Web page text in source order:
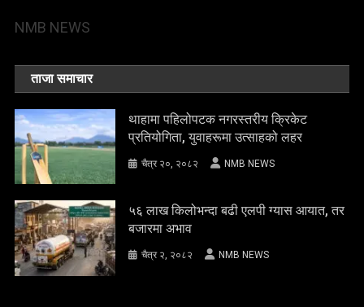
NMB NEWS
ताजा समाचार
थाहामा पहिलोपटक नगरस्तरीय क्रिकेट
प्रतियोगिता, युवाहरूमा उत्साहको लहर
चैत्र २०, २०८२ NMB NEWS
५६ लाख किलोभन्दा बढी एलपी ग्यास आयात, तर
बजारमा अभाव
चैत्र २, २०८२ NMB NEWS